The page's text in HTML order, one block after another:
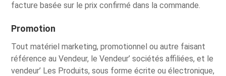
facture basée sur le prix confirmé dans la commande.
Promotion
Tout matériel marketing, promotionnel ou autre faisant
référence au Vendeur, le Vendeur’ sociétés affiliées, et le
vendeur’ Les Produits, sous forme écrite ou électronique,